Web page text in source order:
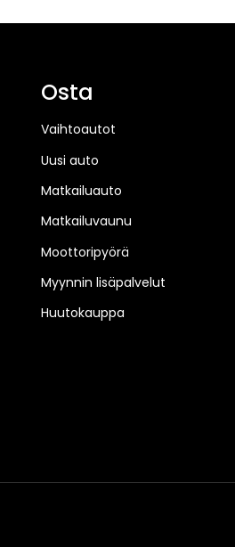
Osta
Vaihtoautot
Uusi auto
Matkailuauto
Matkailuvaunu
Moottoripyörä
Myynnin lisäpalvelut
Huutokauppa